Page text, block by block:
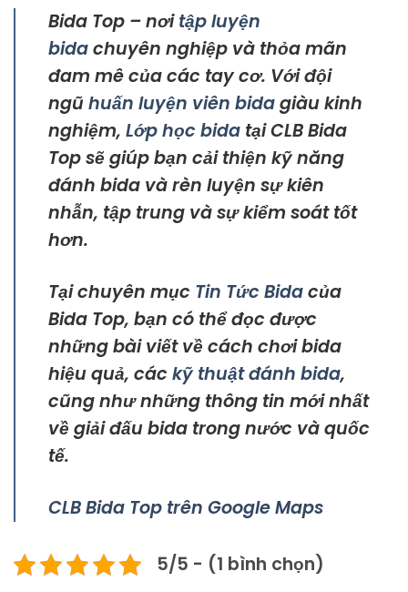
Bida Top – nơitập luyện
bidachuyên nghiệp và thỏa mãn
đam mê của các tay cơ. Với đội
ngũ huấn luyện viên bidagiàu kinh
nghiệm, Lớp học bida tại CLB Bida
Top sẽ giúp bạn cải thiện kỹ năng
đánh bida và rèn luyện sự kiên
nhẫn, tập trung và sự kiểm soát tốt
hơn.
Tại chuyên mục Tin Tức Bidacủa
Bida Top, bạn có thể đọc được
những bài viết về cách chơi bida
hiệu quả, các kỹ thuật đánh bida,
cũng như những thông tin mới nhất
về giải đấu bida trong nước và quốc
tế.
CLB Bida Top trên Google Maps
5/5 - (1 bình chọn)